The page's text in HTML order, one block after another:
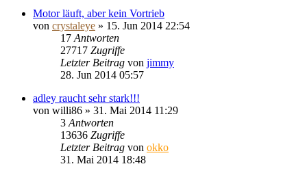
Motor läuft, aber kein Vortrieb
von crystaleye » 15. Jun 2014 22:54
17 Antworten
27717 Zugriffe
Letzter Beitrag von jimmy
28. Jun 2014 05:57
adley raucht sehr stark!!!
von willi86 » 31. Mai 2014 11:29
3 Antworten
13636 Zugriffe
Letzter Beitrag von okko
31. Mai 2014 18:48